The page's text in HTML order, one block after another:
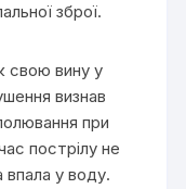
зброї.
свою вину у
визнав
при
пострілу не
впала у воду.